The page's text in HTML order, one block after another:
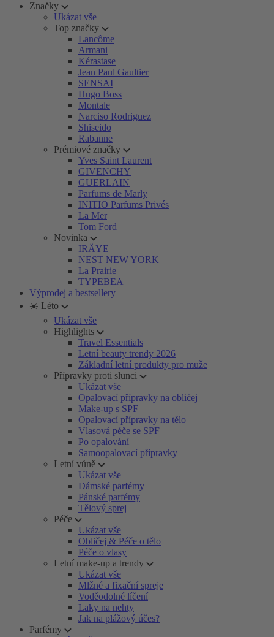
Značky
Ukázat vše
Top značky
Lancôme
Armani
Kérastase
Jean Paul Gaultier
SENSAI
Hugo Boss
Montale
Narciso Rodriguez
Shiseido
Rabanne
Prémiové značky
Yves Saint Laurent
GIVENCHY
GUERLAIN
Parfums de Marly
INITIO Parfums Privés
La Mer
Tom Ford
Novinka
IRÄYE
NEST NEW YORK
La Prairie
TYPEBEA
Výprodej a bestsellery
☀️ Léto
Ukázat vše
Highlights
Travel Essentials
Letní beauty trendy 2026
Základní letní produkty pro muže
Přípravky proti slunci
Ukázat vše
Opalovací přípravky na obličej
Make-up s SPF
Opalovací přípravky na tělo
Vlasová péče se SPF
Po opalování
Samoopalovací přípravky
Letní vůně
Ukázat vše
Dámské parfémy
Pánské parfémy
Tělový sprej
Péče
Ukázat vše
Obličej & Péče o tělo
Péče o vlasy
Letní make-up a trendy
Ukázat vše
Mlžné a fixační spreje
Voděodolné líčení
Laky na nehty
Jak na plážový účes?
Parfémy